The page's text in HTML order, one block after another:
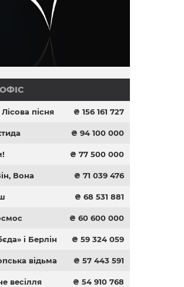
пісня ₴ 156 161 727
₴ 94 100 000
₴ 77 500 000
Вона ₴ 71 039 476
₴ 68 531 881
₴ 60 600 000
і Берлін ₴ 59 324 059
відьма ₴ 57 443 591
весілля ₴ 54 910 768